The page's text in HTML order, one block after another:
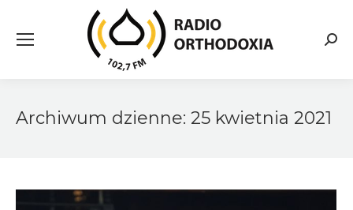
Archiwum dzienne: 25 kwietnia 2021